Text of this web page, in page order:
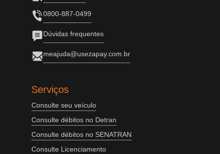
0800-887-0499
Dúvidas frequentes
meajuda@usezapay.com.br
Serviços
Consulte seu veículo
Consulte débitos no Detran
Consulte débitos no SENATRAN
Consulte Licenciamento